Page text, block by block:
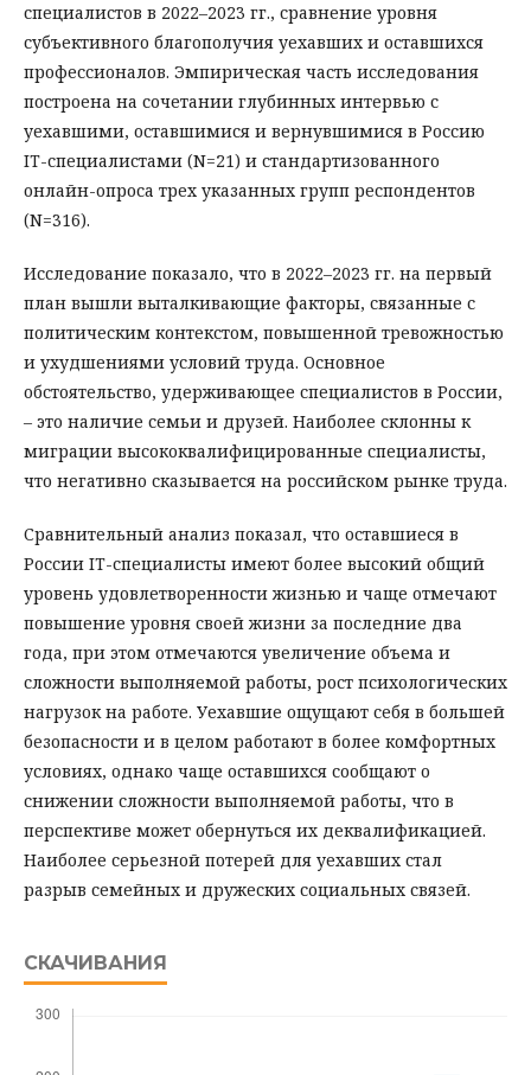
специалистов в 2022–2023 гг., сравнение уровня
субъективного благополучия уехавших и оставшихся
профессионалов. Эмпирическая часть исследования
построена на сочетании глубинных интервью с
уехавшими, оставшимися и вернувшимися в Россию
IT-специалистами (N=21) и стандартизованного
онлайн-опроса трех указанных групп респондентов
(N=316).
Исследование показало, что в 2022–2023 гг. на первый
план вышли выталкивающие факторы, связанные с
политическим контекстом, повышенной тревожностью
и ухудшениями условий труда. Основное
обстоятельство, удерживающее специалистов в России,
– это наличие семьи и друзей. Наиболее склонны к
миграции высококвалифицированные специалисты,
что негативно сказывается на российском рынке труда.
Сравнительный анализ показал, что оставшиеся в
России IT-специалисты имеют более высокий общий
уровень удовлетворенности жизнью и чаще отмечают
повышение уровня своей жизни за последние два
года, при этом отмечаются увеличение объема и
сложности выполняемой работы, рост психологических
нагрузок на работе. Уехавшие ощущают себя в большей
безопасности и в целом работают в более комфортных
условиях, однако чаще оставшихся сообщают о
снижении сложности выполняемой работы, что в
перспективе может обернуться их деквалификацией.
Наиболее серьезной потерей для уехавших стал
разрыв семейных и дружеских социальных связей.
СКАЧИВАНИЯ